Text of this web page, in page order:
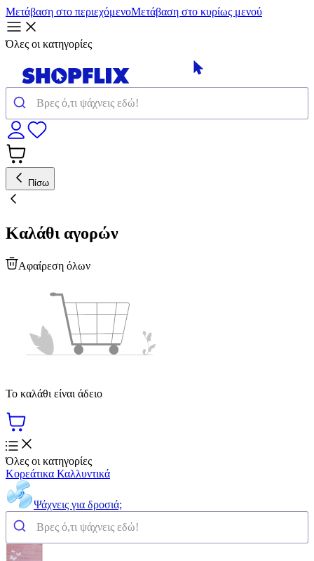
Μετάβαση στο περιεχόμενοΜετάβαση στο κυρίως μενού
Όλες οι κατηγορίες
Πίσω
Καλάθι αγορών
Αφαίρεση όλων
Το καλάθι είναι άδειο
Όλες οι κατηγορίες
Κορεάτικα Καλλυντικά
Ψάχνεις για δροσιά;